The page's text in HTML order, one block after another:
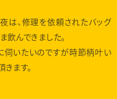
は、修理を依頼されたバッグ
飲んできました。
伺いたいのですが時節柄叶い
ます。